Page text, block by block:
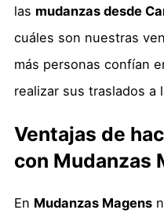
las mudanzas desde
cuáles son nuestras
más personas confían
realizar sus traslados a
Ventajas de
con Mudanzas
En Mudanzas Magens